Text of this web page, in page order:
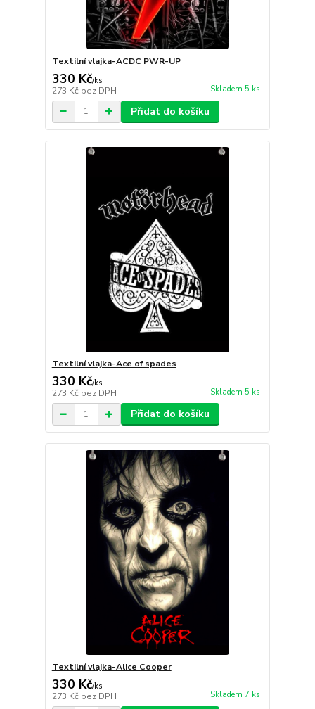
Textilní vlajka-ACDC PWR-UP
330 Kč/ks
273 Kč bez DPH Skladem 5 ks
Přidat do košíku
Textilní vlajka-Ace of spades
330 Kč/ks
273 Kč bez DPH Skladem 5 ks
Přidat do košíku
Textilní vlajka-Alice Cooper
330 Kč/ks
273 Kč bez DPH Skladem 7 ks